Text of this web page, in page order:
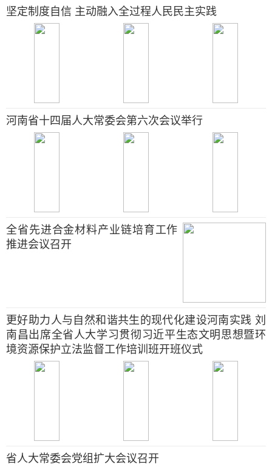
坚定制度自信 主动融入全过程人民民主实践
河南省十四届人大常委会第六次会议举行
全省先进合金材料产业链培育工作
推进会议召开
更好助力人与自然和谐共生的现代化建设河南实践 刘
南昌出席全省人大学习贯彻习近平生态文明思想暨环
境资源保护立法监督工作培训班开班仪式
省人大常委会党组扩大会议召开